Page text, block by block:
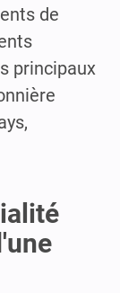
de
principaux